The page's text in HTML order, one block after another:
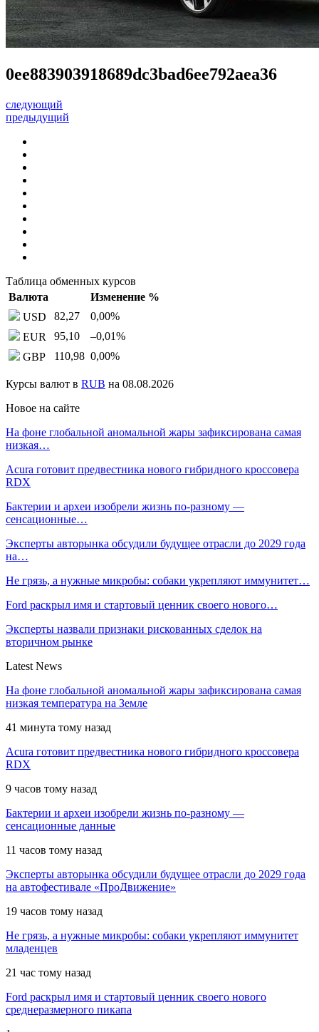
0ee883903918689dc3bad6ee792aea36
следующий
предыдущий
Таблица обменных курсов
Валюта
Изменение %
USD
82,27 0,00%
EUR
95,10 –0,01%
GBP
110,98 0,00%
Курсы валют в RUB на 08.08.2026
Новое на сайте
На фоне глобальной аномальной жары зафиксирована самая
низкая…
Acura готовит предвестника нового гибридного кроссовера
RDX
Бактерии и археи изобрели жизнь по-разному —
сенсационные…
Эксперты авторынка обсудили будущее отрасли до 2029 года
на…
Не грязь, а нужные микробы: собаки укрепляют иммунитет…
Ford раскрыл имя и стартовый ценник своего нового…
Эксперты назвали признаки рискованных сделок на
вторичном рынке
Latest News
На фоне глобальной аномальной жары зафиксирована самая
низкая температура на Земле
41 минута тому назад
Acura готовит предвестника нового гибридного кроссовера
RDX
9 часов тому назад
Бактерии и археи изобрели жизнь по-разному —
сенсационные данные
11 часов тому назад
Эксперты авторынка обсудили будущее отрасли до 2029 года
на автофестивале «ПроДвижение»
19 часов тому назад
Не грязь, а нужные микробы: собаки укрепляют иммунитет
младенцев
21 час тому назад
Ford раскрыл имя и стартовый ценник своего нового
среднеразмерного пикапа